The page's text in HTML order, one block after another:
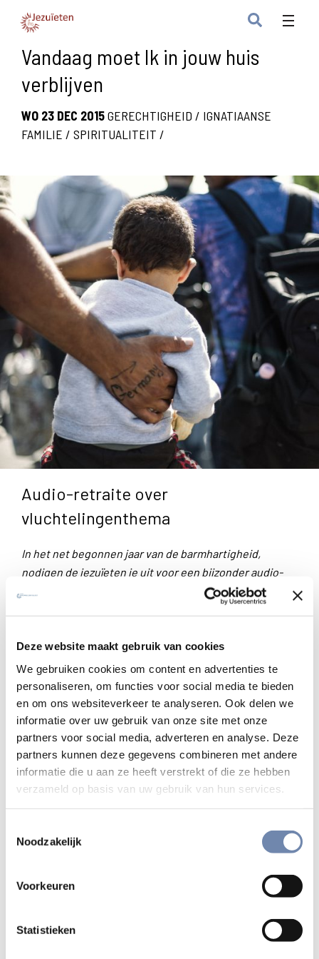
Deze website maakt gebruik van cookies
We gebruiken cookies om content en advertenties te
personaliseren, om functies voor social media te bieden
en om ons websiteverkeer te analyseren. Ook delen we
informatie over uw gebruik van onze site met onze
partners voor social media, adverteren en analyse. Deze
partners kunnen deze gegevens combineren met andere
informatie die u aan ze heeft verstrekt of die ze hebben
verzameld op basis van uw gebruik van hun services.
Noodzakelijk
Voorkeuren
Statistieken
Vandaag moet Ik in jouw huis
verblijven
WO 23 DEC 2015GERECHTIGHEID / IGNATIAANSE
FAMILIE / SPIRITUALITEIT /
Audio-retraite over
vluchtelingenthema
In het net begonnen jaar van de barmhartigheid,
nodigen de jezuïeten je uit voor een bijzonder audio-
gebedstraject rond het thema van de
Deze retraite wil kracht en inspiratie
aangesproken weten door dit drama.Ze is zowel
bestemd voor kleine groepen als voor individuen.
Het centraal deel van dit gebedstraject bestaat uit zeven
podcasts. Elk gaat in op een verschillend aspect van het
op de vlucht zijn en het verlenen van gastvrijheid. Bij het
begin wordt telkens een stilte-oefening aangeboden en
aan het einde een terugblik.
Bijbelverhaal in het eigen leven binnen te laten komen.
Je
blijven voor onbepaalde tijd online.
opbiddenonderweg.org/vluchtelingen
. Je kan ze ook